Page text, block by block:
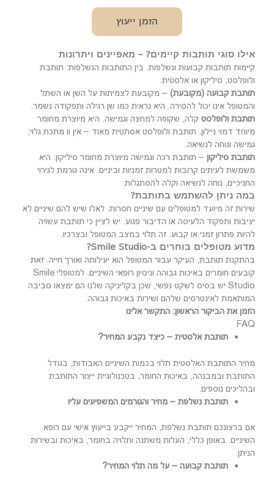
הזמן ייעוץ
אילו סוגי תותבות קיימים? – מאפיינים ויתרונות
קיימות תותבות קבועות ונשלפות. בין התותבות הנשלפות: תותבת
ולופלסט, סיליקון או אלסטית.
תותבת קבועה (מקובעת) – מקובעת לצמיתות על השן או השתל
והמטופל אינו יכול להסירה. היא נראית כמו שן רגילה ותפקודה נשמר.
תותבת ולופלסט קלה, שקופה למחצה וגמישה. היא מיוצרת מחומר
מיוחד דמוי ניילון. תותבת ולופלסט אסתטית מאוד – אין וו מתכת גלוי;
גמישה ונוחה לנשיאה.
תותבת סיליקון – תותבת רכה וגמישה מיוצרת מחומר סיליקון. היא
משמשת לעיתים קרובות למטרות זמניות וביניים. אינה גורמת לגירוי
החניכיים, נוחה לנשיאה וקלה להסתגלות.
במה ניתן להשתמש בתותבת?
שירות זה מיועד למטופלים עם שיניים חסרות. לאלו שיש להם שיניים לא
יציבות ותפקוד הלעיסה או הדיבור פגוע. יש לציין כי תותבת עשויה
להיות פתרון זמני או קבוע. זה תלוי במצב המטופל ובצרכיו.
מדוע מטופלים בוחרים ב-Smile Studio?
בהתקנת תותבת, העיקר עבור המטופל הוא יעילותה ואורך חייה. זאת
קובעים חומרים באיכות גבוהה וניסיון רופאי השיניים. למטופלי Smile
Studio יש בסיס לשקט נפשי, שכן בקליניקה שלנו הם ימצאו סביבה
המותאמת לאינטרסים שלהם ושירות באיכות גבוהה.
הזמן את הביקור הראשון: התקשר אלינו
FAQ
תותבת אלסטית – כיצד נקבע המחיר?
מחיר התותבת האלסטית תלוי בכמות השיניים האבודות, בגודל
התותבת ובמבנהה, באיכות החומר, בטכנולוגיית ייצור התותבת
ובהליכים נוספים.
תותבת נשלפת – מחיר והגורמים המשפיעים עליו
אם ברצונכם תותבת נשלפת, המחיר ייקבע בייעוץ אישי עם רופא
השיניים. באופן כללי, העלות משתנה ותלויה בחומר, באיכות ובשירות
הניתן.
תותבת קבועה – על מה תלוי המחיר?